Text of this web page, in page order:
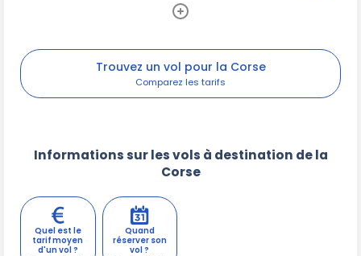
Trouvez un vol pour la Corse
Informations sur les vols à destination de la
Corse
Quel est le
tarif moyen
d'un vol ?
Quand
réserver son
vol ?